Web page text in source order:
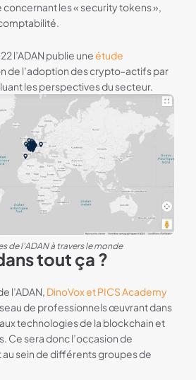
les « security tokens »,
l’ADAN publie uneétude
de l’adoption des crypto-actifs par
les perspectives du secteur.
de l'ADAN à travers le monde
tout ça ?
l’ADAN, DinoVox et PICS Academy
de professionnels œuvrant dans
technologies de la blockchain et
Ce sera donc l’occasion de
sein de différents groupes de